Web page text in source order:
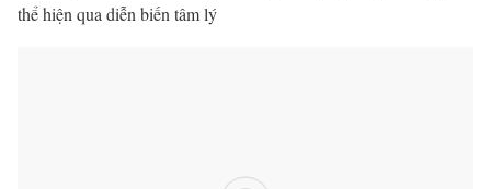
thể hiện qua diễn biến tâm lý